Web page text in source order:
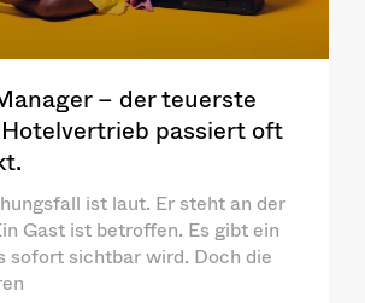
– der teuerste
passiert oft
ist laut. Er steht an der
Gast ist betroffen. Es gibt ein
sofort sichtbar wird. Doch die